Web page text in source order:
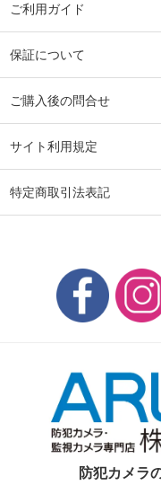
ご利用ガイド
保証について
ご購入後の問合せ
サイト利用規定
特定商取引法表記
防犯カメラ